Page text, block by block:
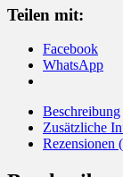
Teilen mit:
Facebook
WhatsApp
Beschreibung
Zusätzliche
Rezensionen